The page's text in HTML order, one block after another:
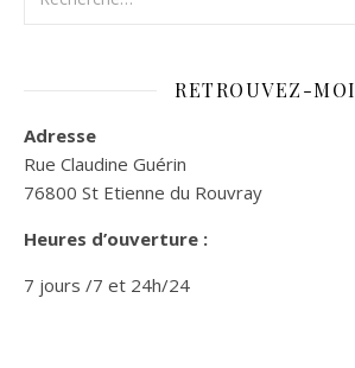
RETROUVEZ-MOI
Adresse
Rue Claudine Guérin
76800 St Etienne du Rouvray
Heures d’ouverture :
7 jours /7 et 24h/24